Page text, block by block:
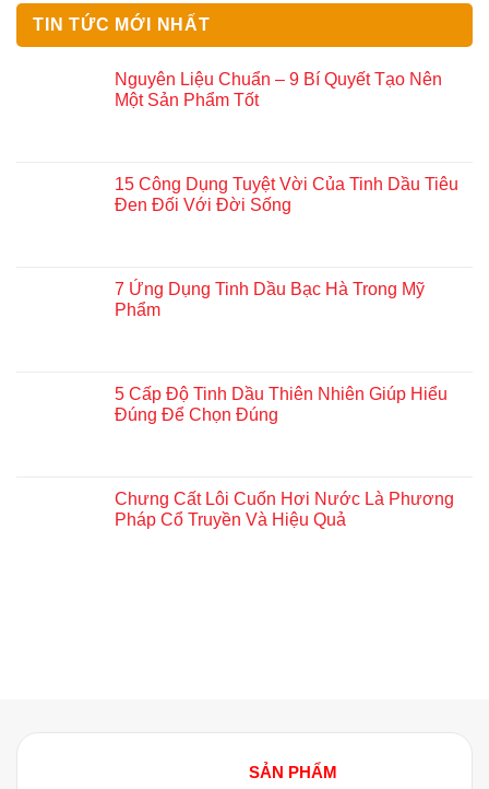
TIN TỨC MỚI NHẤT
Nguyên Liệu Chuẩn – 9 Bí Quyết Tạo Nên
Một Sản Phẩm Tốt
15 Công Dụng Tuyệt Vời Của Tinh Dầu Tiêu
Đen Đối Với Đời Sống
7 Ứng Dụng Tinh Dầu Bạc Hà Trong Mỹ
Phẩm
5 Cấp Độ Tinh Dầu Thiên Nhiên Giúp Hiểu
Đúng Để Chọn Đúng
Chưng Cất Lôi Cuốn Hơi Nước Là Phương
Pháp Cổ Truyền Và Hiệu Quả
SẢN PHẨM